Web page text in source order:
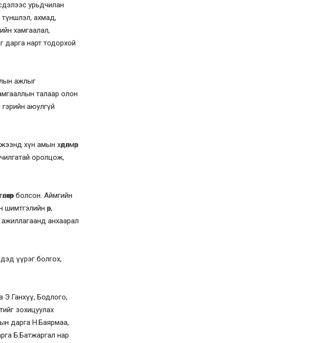
урьдчилан
түншлэл, ахмад,
хамгаалал,
дарга нарт тодорхой
ажлыг
талаар олон
аюулгүй
хүн амын хөдөлмөр
оролцож,
болсон. Аймгийн
өр,
ажиллагаанд анхаарал
үүрэг болгох,
Э.Ганхүү, Бодлого,
зохицуулах
дарга Н.Баярмаа,
Б.Батжаргал нар